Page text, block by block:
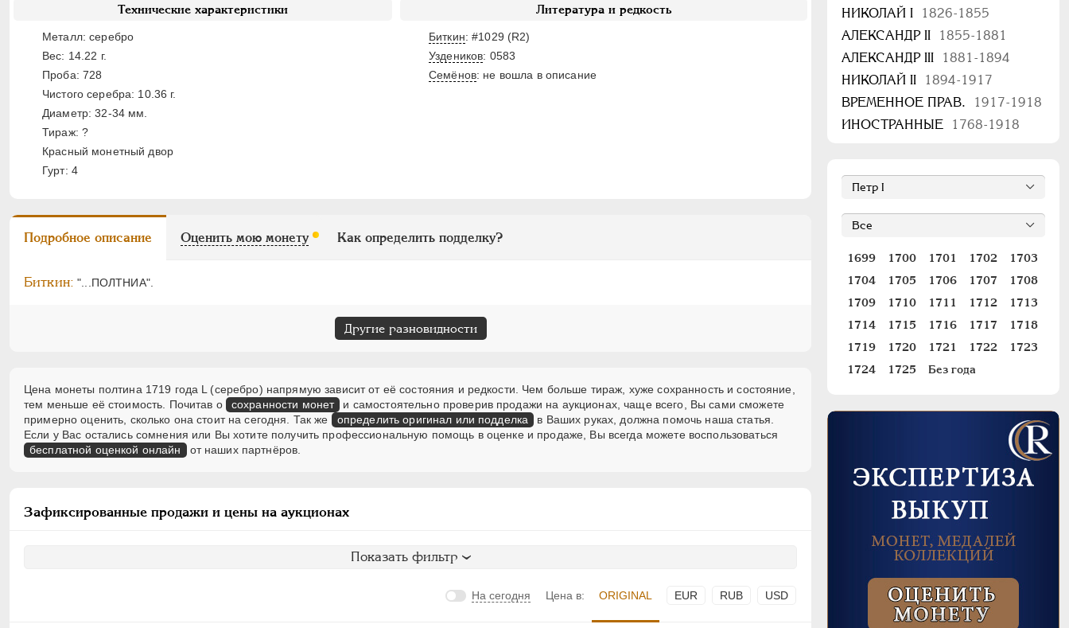
Технические характеристики
Металл: серебро
Вес: 14.22 г.
Проба: 728
Чистого серебра: 10.36 г.
Диаметр: 32-34 мм.
Тираж: ?
Красный монетный двор
Гурт: 4
Литература и редкость
Биткин: #1029 (R2)
Уздеников: 0583
Семёнов: не вошла в описание
Подробное описание Оценить мою монету Как определить подделку?
Биткин: "...ПОЛТНИА".
Другие разновидности
Цена монеты полтина 1719 года L (серебро) напрямую зависит от её состояния и редкости. Чем больше тираж, хуже сохранность и состояние,
тем меньше её стоимость. Почитав о
сохранности монет
и самостоятельно проверив продажи на аукционах, чаще всего, Вы сами сможете
примерно оценить, сколько она стоит на сегодня. Так же
определить оригинал или подделка
в Ваших руках, должна помочь наша статья.
Если у Вас остались сомнения или Вы хотите получить профессиональную помощь в оценке и продаже, Вы всегда можете воспользоваться
бесплатной оценкой онлайн от наших партнёров.
Зафиксированные продажи и цены на аукционах
Показать фильтр
На сегодня Цена в: ORIGINAL EUR RUB USD
НИКОЛАЙ I
1826-1855
АЛЕКСАНДР II
1855-1881
АЛЕКСАНДР III
1881-1894
НИКОЛАЙ II
1894-1917
ВРЕМЕННОЕ ПРАВ.
1917-1918
ИНОСТРАННЫЕ
1768-1918
1699 1700 1701 1702
1703
1704
1705 1706 1707
1708
1709
1710 1711 1712
1713
1714
1715 1716 1717
1718
1719
1720 1721 1722
1723
1724
1725 Без года